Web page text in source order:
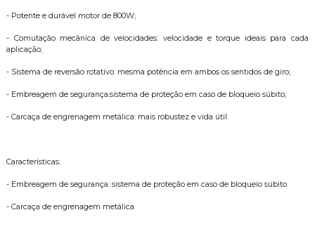
- Potente e durável motor de 800W;
- Comutação mecânica de velocidades: velocidade e torque ideais para cada
aplicação;
- Sistema de reversão rotativo: mesma potência em ambos os sentidos de giro;
- Embreagem de segurança:sistema de proteção em caso de bloqueio súbito;
- Carcaça de engrenagem metálica: mais robustez e vida útil.
Características:
- Embreagem de segurança: sistema de proteção em caso de bloqueio súbito
- Carcaça de engrenagem metálica